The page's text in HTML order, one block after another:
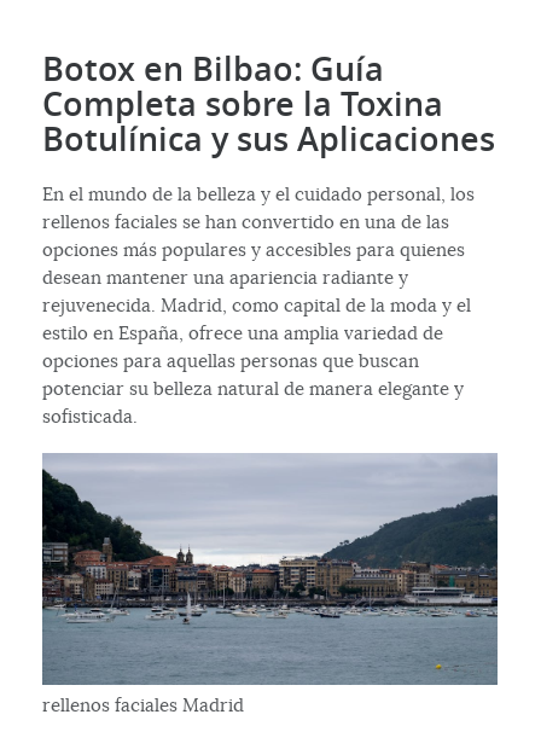
Botox en Bilbao: Guía
Completa sobre la Toxina
Botulínica y sus Aplicaciones
En el mundo de la belleza y el cuidado personal, los
rellenos faciales se han convertido en una de las
opciones más populares y accesibles para quienes
desean mantener una apariencia radiante y
rejuvenecida. Madrid, como capital de la moda y el
estilo en España, ofrece una amplia variedad de
opciones para aquellas personas que buscan
potenciar su belleza natural de manera elegante y
sofisticada.
rellenos faciales Madrid